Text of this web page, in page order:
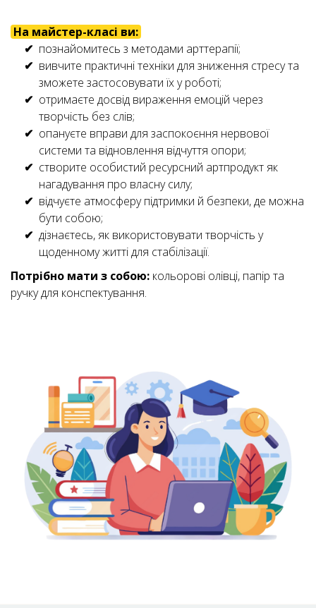
На майстер-класі ви:
познайомитесь з методами арттерапії;
вивчите практичні техніки для зниження стресу та
зможете застосовувати їх у роботі;
отримаєте досвід вираження емоцій через
творчість без слів;
опануєте вправи для заспокоєння нервової
системи та відновлення відчуття опори;
створите особистий ресурсний артпродукт як
нагадування про власну силу;
відчуєте атмосферу підтримки й безпеки, де можна
бути собою;
дізнаєтесь, як використовувати творчість у
щоденному житті для стабілізації.
Потрібно мати з собою: кольорові олівці, папір та
ручку для конспектування.